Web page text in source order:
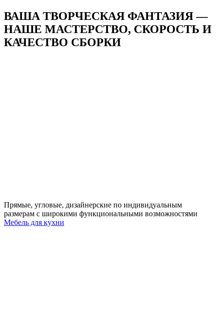
ВАША ТВОРЧЕСКАЯ ФАНТАЗИЯ —
НАШЕ МАСТЕРСТВО, СКОРОСТЬ И
КАЧЕСТВО СБОРКИ
Прямые, угловые, дизайнерские по индивидуальным
размерам с широкими функциональными возможностями
Мебель для кухни